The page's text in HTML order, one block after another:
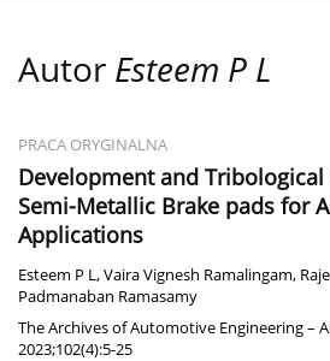
Autor Esteem P L
PRACA ORYGINALNA
Development and
Semi-Metallic Brake pads for
Applications
Esteem P L,Vaira Vignesh Ramalingam,
Padmanaban Ramasamy
The Archives of Automotive Engineering –
2023;102(4):5-25